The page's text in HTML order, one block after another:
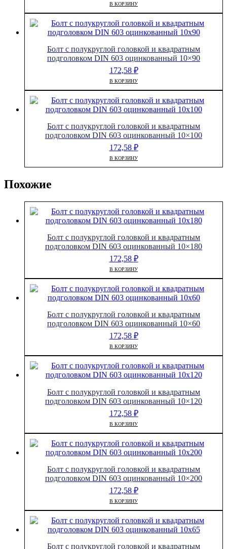
В КОРЗИНУ
Болт с полукруглой головкой и квадратным
подголовком DIN 603 оцинкованный 10×90
172,58 ₽
В КОРЗИНУ
Болт с полукруглой головкой и квадратным
подголовком DIN 603 оцинкованный 10×100
172,58 ₽
В КОРЗИНУ
Похожие
Болт с полукруглой головкой и квадратным
подголовком DIN 603 оцинкованный 10×180
172,58 ₽
В КОРЗИНУ
Болт с полукруглой головкой и квадратным
подголовком DIN 603 оцинкованный 10×60
172,58 ₽
В КОРЗИНУ
Болт с полукруглой головкой и квадратным
подголовком DIN 603 оцинкованный 10×120
172,58 ₽
В КОРЗИНУ
Болт с полукруглой головкой и квадратным
подголовком DIN 603 оцинкованный 10×200
172,58 ₽
В КОРЗИНУ
Болт с полукруглой головкой и квадратным